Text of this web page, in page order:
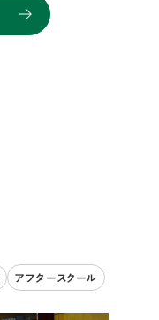
アフタースクール